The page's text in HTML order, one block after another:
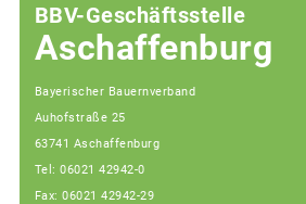
BBV-Geschäftsstelle
Aschaffenburg
Bayerischer Bauernverband
Auhofstraße 25
63741 Aschaffenburg
Tel: 06021 42942-0
Fax: 06021 42942-29